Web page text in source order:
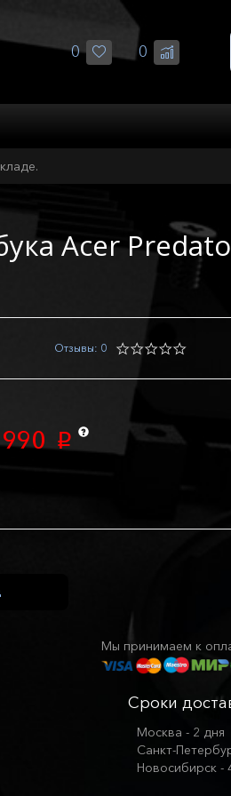
0 0
Acer
Отзывы: 0
p
Мы принимаем к
Сроки
Москва - 2 дня
Санкт-
Новосибирск -